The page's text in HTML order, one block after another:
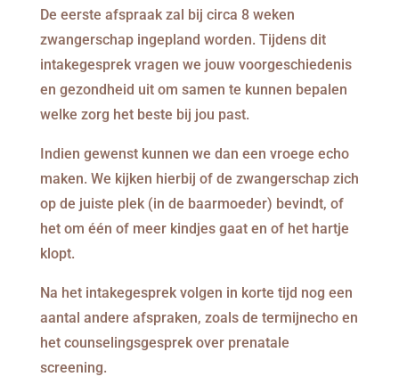
De eerste afspraak zal bij circa 8 weken
zwangerschap ingepland worden. Tijdens dit
intakegesprek vragen we jouw voorgeschiedenis
en gezondheid uit om samen te kunnen bepalen
welke zorg het beste bij jou past.
Indien gewenst kunnen we dan een vroege echo
maken. We kijken hierbij of de zwangerschap zich
op de juiste plek (in de baarmoeder) bevindt, of
het om één of meer kindjes gaat en of het hartje
klopt.
Na het intakegesprek volgen in korte tijd nog een
aantal andere afspraken, zoals de termijnecho en
het counselingsgesprek over prenatale
screening.